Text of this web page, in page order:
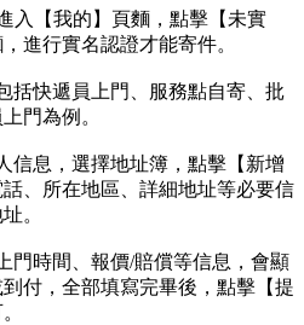
入【我的】頁麵，點擊【未實
進行實名認證才能寄件。
括快遞員上門、服務點自寄、批
門為例。
信息，選擇地址簿，點擊【新增
、所在地區、詳細地址等必要信
。
門時間、報價/賠償等信息，會顯
付，全部填寫完畢後，點擊【提